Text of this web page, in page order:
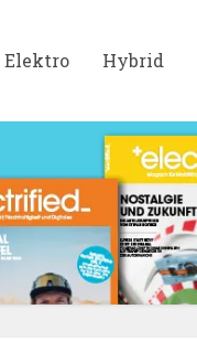
Elektro Hybrid